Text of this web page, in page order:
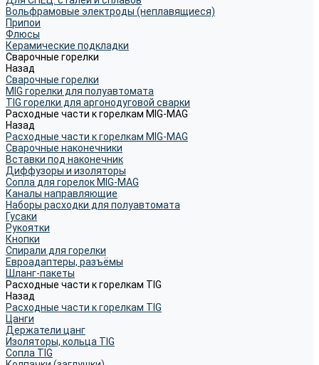
Вольфрамовые электроды (неплавящиеся)
Припои
Флюсы
Керамические подкладки
Сварочные горелки
Назад
Сварочные горелки
MIG горелки для полуавтомата
TIG горелки для аргонодуговой сварки
Расходные части к горелкам MIG-MAG
Назад
Расходные части к горелкам MIG-MAG
Сварочные наконечники
Вставки под наконечник
Диффузоры и изоляторы
Сопла для горелок MIG-MAG
Каналы направляющие
Наборы расходки для полуавтомата
Гусаки
Рукоятки
Кнопки
Спирали для горелки
Евроадаптеры, разъёмы
Шланг-пакеты
Расходные части к горелкам TIG
Назад
Расходные части к горелкам TIG
Цанги
Держатели цанг
Изоляторы, кольца TIG
Сопла TIG